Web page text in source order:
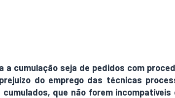
cumulação seja de pedidos com
do emprego das técnicas
que não forem incompatíveis